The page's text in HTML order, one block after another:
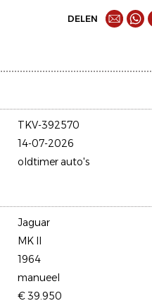
DELEN
TKV-392570
14-07-2026
oldtimer auto's
Jaguar
MK II
1964
manueel
€ 39.950